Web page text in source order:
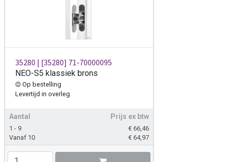
35280 | [35280] 71-70000095
NEO-S5 klassiek brons
Op bestelling
Levertijd in overleg
Aantal Prijs ex btw
1 - 9 € 66,46
Vanaf 10
€ 64,97